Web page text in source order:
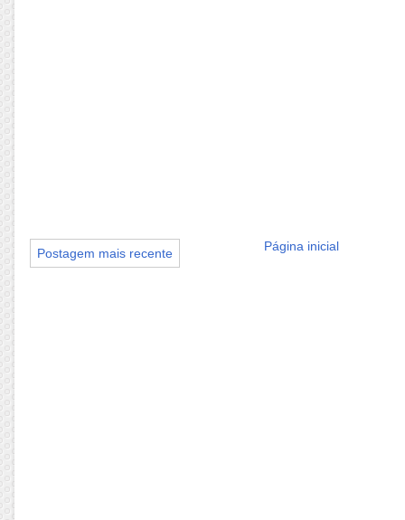
Postagem mais recente Página inicial